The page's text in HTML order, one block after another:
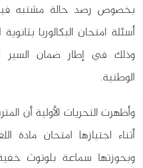
بخصوص رصد حالة مشتبه
أسئلة امتحان البكالوريا
وذلك في إطار ضمان السير
الوطنية.
وأظهرت التحريات الأولية أن
أثناء اجتيازها امتحان مادة
وبحوزتها سماعة بلوتوث